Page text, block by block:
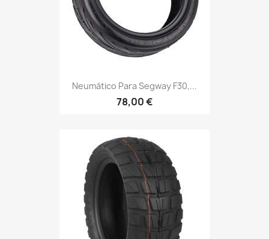
Neumático Para Segway F30,...
78,00 €